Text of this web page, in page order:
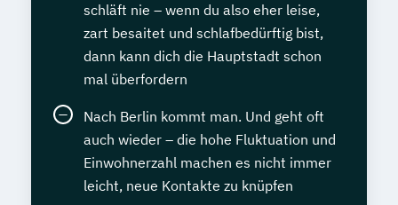
schläft nie – wenn du also eher leise,
zart besaitet und schlafbedürftig bist,
dann kann dich die Hauptstadt schon
mal überfordern
Nach Berlin kommt man. Und geht oft
auch wieder – die hohe Fluktuation und
Einwohnerzahl machen es nicht immer
leicht, neue Kontakte zu knüpfen